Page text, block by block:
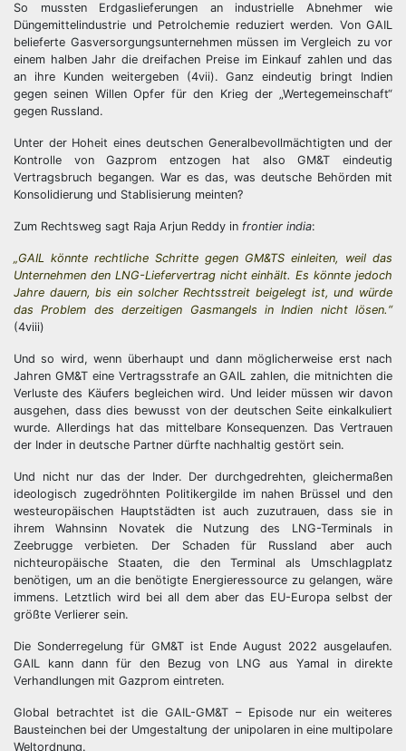
So mussten Erdgaslieferungen an industrielle Abnehmer wie
Düngemittelindustrie und Petrolchemie reduziert werden. Von GAIL
belieferte Gasversorgungsunternehmen müssen im Vergleich zu vor
einem halben Jahr die dreifachen Preise im Einkauf zahlen und das
an ihre Kunden weitergeben (4vii). Ganz eindeutig bringt Indien
gegen seinen Willen Opfer für den Krieg der „Wertegemeinschaft“
gegen Russland.
Unter der Hoheit eines deutschen Generalbevollmächtigten und der
Kontrolle von Gazprom entzogen hat also GM&T eindeutig
Vertragsbruch begangen. War es das, was deutsche Behörden mit
Konsolidierung und Stablisierung meinten?
Zum Rechtsweg sagt Raja Arjun Reddy in frontier india:
„GAIL könnte rechtliche Schritte gegen GM&TS einleiten, weil das
Unternehmen den LNG-Liefervertrag nicht einhält. Es könnte jedoch
Jahre dauern, bis ein solcher Rechtsstreit beigelegt ist, und würde
das Problem des derzeitigen Gasmangels in Indien nicht lösen.“
(4viii)
Und so wird, wenn überhaupt und dann möglicherweise erst nach
Jahren GM&T eine Vertragsstrafe an GAIL zahlen, die mitnichten die
Verluste des Käufers begleichen wird. Und leider müssen wir davon
ausgehen, dass dies bewusst von der deutschen Seite einkalkuliert
wurde. Allerdings hat das mittelbare Konsequenzen. Das Vertrauen
der Inder in deutsche Partner dürfte nachhaltig gestört sein.
Und nicht nur das der Inder. Der durchgedrehten, gleichermaßen
ideologisch zugedröhnten Politikergilde im nahen Brüssel und den
westeuropäischen Hauptstädten ist auch zuzutrauen, dass sie in
ihrem Wahnsinn Novatek die Nutzung des LNG-Terminals in
Zeebrugge verbieten. Der Schaden für Russland aber auch
nichteuropäische Staaten, die den Terminal als Umschlagplatz
benötigen, um an die benötigte Energieressource zu gelangen, wäre
immens. Letztlich wird bei all dem aber das EU-Europa selbst der
größte Verlierer sein.
Die Sonderregelung für GM&T ist Ende August 2022 ausgelaufen.
GAIL kann dann für den Bezug von LNG aus Yamal in direkte
Verhandlungen mit Gazprom eintreten.
Global betrachtet ist die GAIL-GM&T – Episode nur ein weiteres
Bausteinchen bei der Umgestaltung der unipolaren in eine multipolare
Weltordnung.